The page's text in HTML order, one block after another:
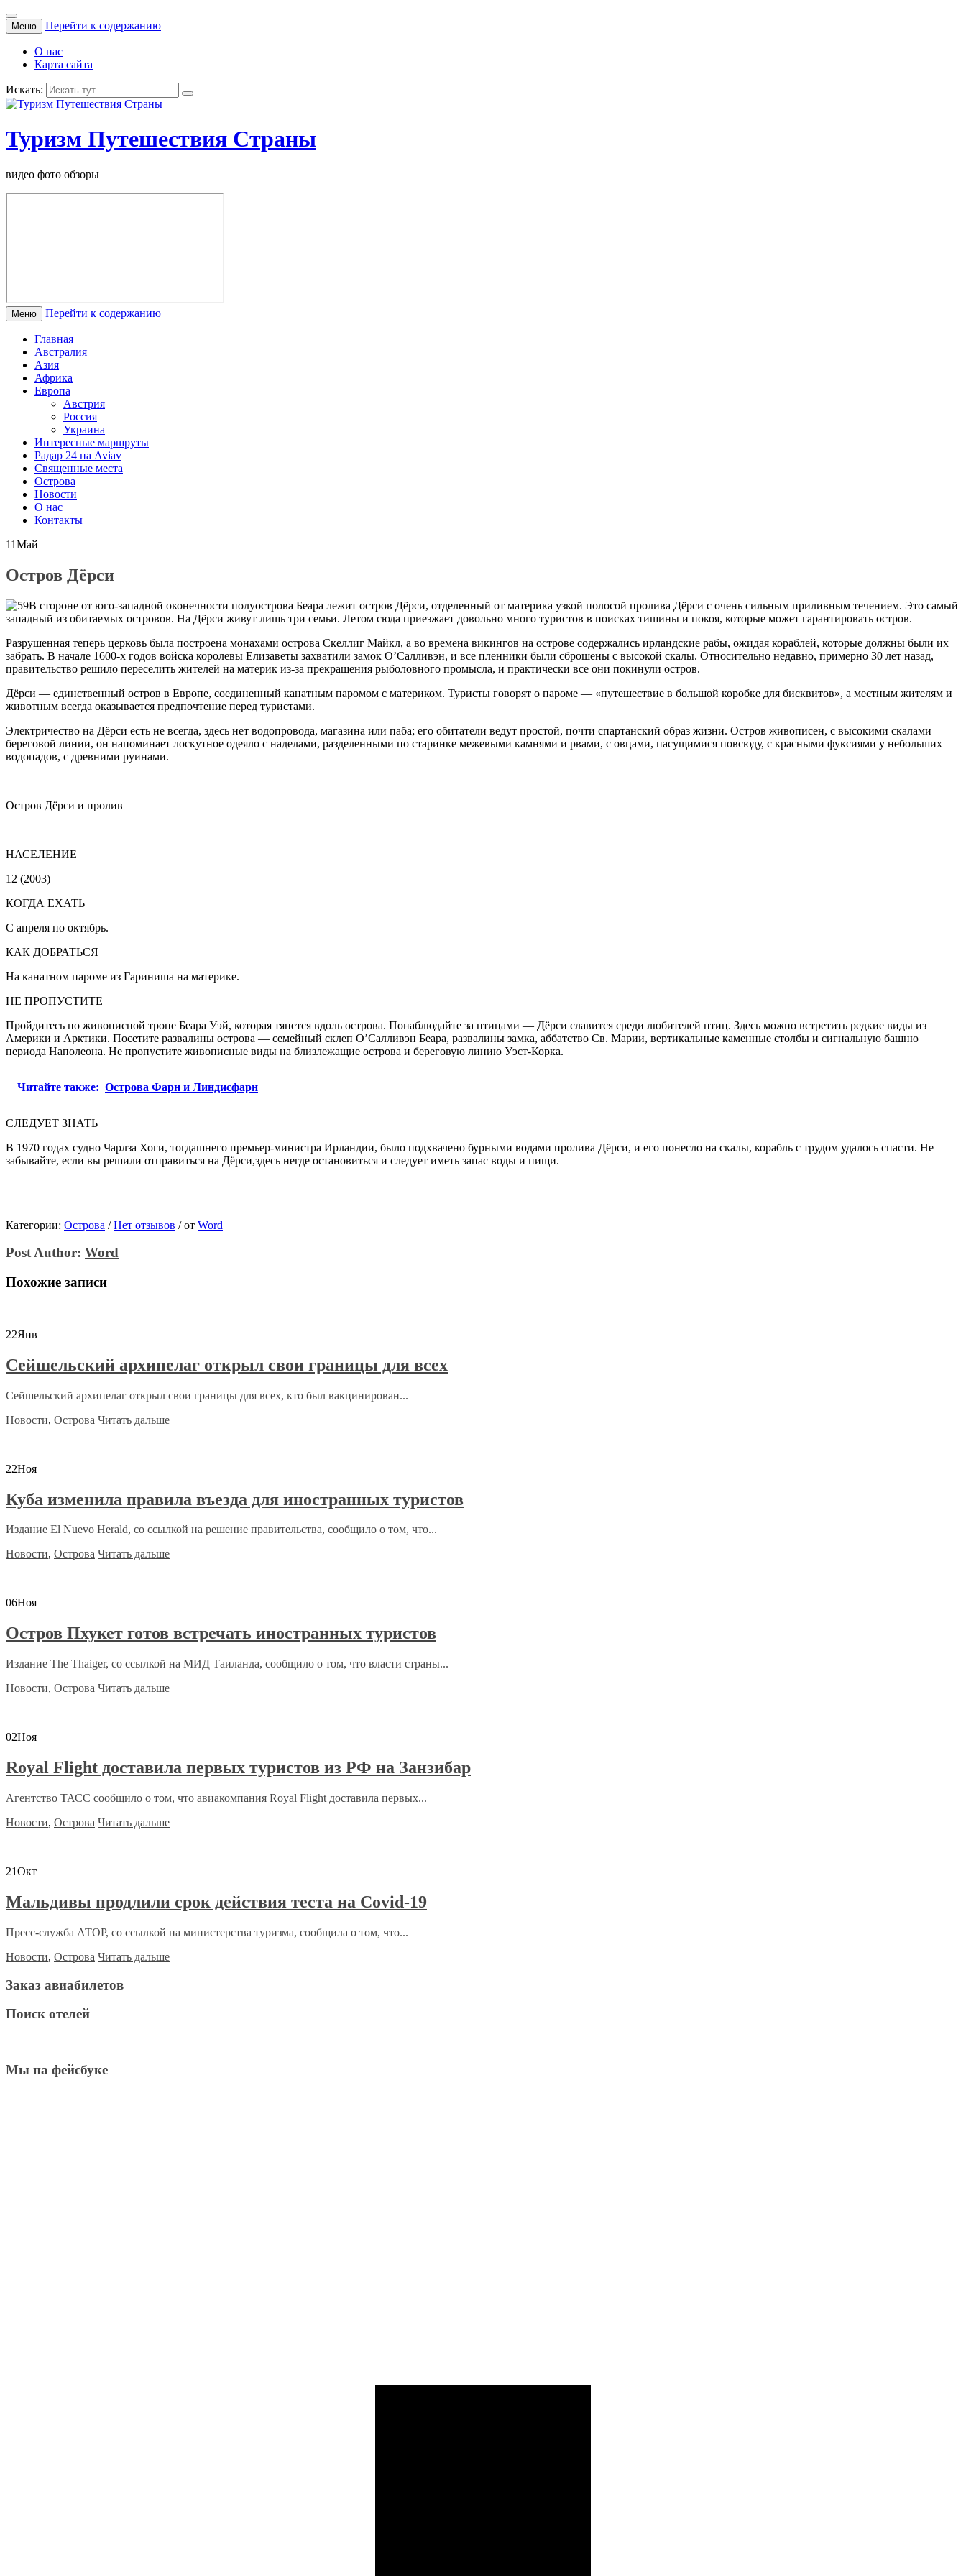
Меню Перейти к содержанию
О нас
Карта сайта
Искать:
Туризм Путешествия Страны
видео фото обзоры
Меню Перейти к содержанию
Главная
Австралия
Азия
Африка
Европа
Австрия
Россия
Украина
Интересные маршруты
Радар 24 на Aviav
Священные места
Острова
Новости
О нас
Контакты
11Май
Остров Дёрси
В стороне от юго-западной оконечности полуострова Беара лежит остров Дёрси, отделенный от материка узкой полосой пролива Дёрси с очень сильным приливным течением. Это самый
западный из обитаемых островов. На Дёрси живут лишь три семьи. Летом сюда приезжает довольно много туристов в поисках тишины и покоя, которые может гарантировать остров.
Разрушенная теперь церковь была построена монахами острова Скеллиг Майкл, а во времена викингов на острове содержались ирландские рабы, ожидая кораблей, которые должны были их
забрать. В начале 1600-х годов войска королевы Елизаветы захватили замок О’Салливэн, и все пленники были сброшены с высокой скалы. Относительно недавно, примерно 30 лет назад,
правительство решило переселить жителей на материк из-за прекращения рыболовного промысла, и практически все они покинули остров.
Дёрси — единственный остров в Европе, соединенный канатным паромом с материком. Туристы говорят о пароме — «путешествие в большой коробке для бисквитов», а местным жителям и
животным всегда оказывается предпочтение перед туристами.
Электричество на Дёрси есть не всегда, здесь нет водопровода, магазина или паба; его обитатели ведут простой, почти спартанский образ жизни. Остров живописен, с высокими скалами
береговой линии, он напоминает лоскутное одеяло с наделами, разделенными по старинке межевыми камнями и рвами, с овцами, пасущимися повсюду, с красными фуксиями у небольших
водопадов, с древними руинами.
Остров Дёрси и пролив
НАСЕЛЕНИЕ
12 (2003)
КОГДА ЕХАТЬ
С апреля по октябрь.
КАК ДОБРАТЬСЯ
На канатном пароме из Гариниша на материке.
НЕ ПРОПУСТИТЕ
Пройдитесь по живописной тропе Беара Уэй, которая тянется вдоль острова. Понаблюдайте за птицами — Дёрси славится среди любителей птиц. Здесь можно встретить редкие виды из
Америки и Арктики. Посетите развалины острова — семейный склеп О’Салливэн Беара, развалины замка, аббатство Св. Марии, вертикальные каменные столбы и сигнальную башню
периода Наполеона. Не пропустите живописные виды на близлежащие острова и береговую линию Уэст-Корка.
Читайте также: Острова Фарн и Линдисфарн
СЛЕДУЕТ ЗНАТЬ
В 1970 годах судно Чарлза Хоги, тогдашнего премьер-министра Ирландии, было подхвачено бурными водами пролива Дёрси, и его понесло на скалы, корабль с трудом удалось спасти. Не
забывайте, если вы решили отправиться на Дёрси,здесь негде остановиться и следует иметь запас воды и пищи.
Категории: Острова / Нет отзывов /от Word
Post Author: Word
Похожие записи
22Янв
Сейшельский архипелаг открыл свои границы для всех
Сейшельский архипелаг открыл свои границы для всех, кто был вакцинирован...
Новости, Острова Читать дальше
22Ноя
Куба изменила правила въезда для иностранных туристов
Издание El Nuevo Herald, со ссылкой на решение правительства, сообщило о том, что...
Новости, Острова Читать дальше
06Ноя
Остров Пхукет готов встречать иностранных туристов
Издание The Thaiger, со ссылкой на МИД Таиланда, сообщило о том, что власти страны...
Новости, Острова Читать дальше
02Ноя
Royal Flight доставила первых туристов из РФ на Занзибар
Агентство ТАСС сообщило о том, что авиакомпания Royal Flight доставила первых...
Новости, Острова Читать дальше
21Окт
Мальдивы продлили срок действия теста на Covid-19
Пресс-служба АТОР, со ссылкой на министерства туризма, сообщила о том, что...
Новости, Острова Читать дальше
Заказ авиабилетов
Поиск отелей
Мы на фейсбуке